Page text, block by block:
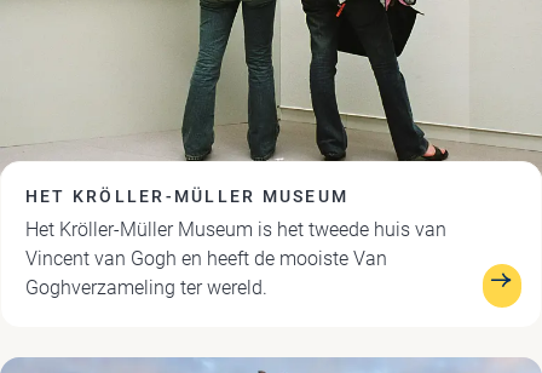
HET KRÖLLER-MÜLLER MUSEUM
Het Kröller-Müller Museum is het tweede huis van
Vincent van Gogh en heeft de mooiste Van
Goghverzameling ter wereld.